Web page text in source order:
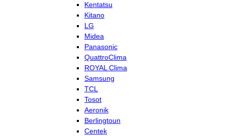
Kentatsu
Kitano
LG
Midea
Panasonic
QuattroClima
ROYAL Clima
Samsung
TCL
Tosot
Aeronik
Berlingtoun
Centek